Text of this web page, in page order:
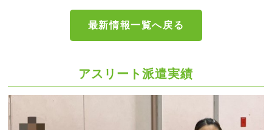
最新情報一覧へ戻る
アスリート派遣実績